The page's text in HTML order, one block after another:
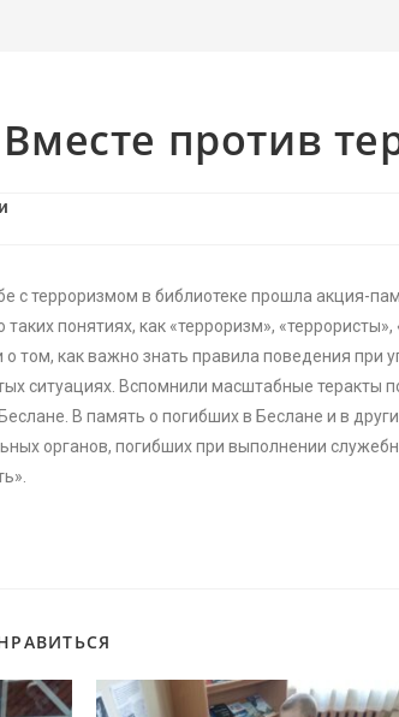
Вместе против
с терроризмом в библиотеке прошла акция-
понятиях, как «терроризм»,
том, как важно знать правила поведения при
ситуациях. Вспомнили масштабные теракты
В память о погибших в Беслане и в
органов, погибших при выполнении